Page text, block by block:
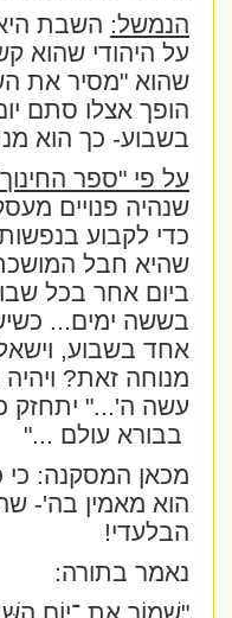
הנמשל:השבת היא:
על היהודי שהוא
שהוא "מסיר את
הופך אצלו סתם
בשבוע- כך הוא
על פי "ספר החינוך":
שנהיה פנויים
כדי לקבוע
שהיא חבל המושכת
ביום אחר בכל
בששה ימים...
אחד בשבוע,
מנוחה זאת?
עשה ה'..." יתחזק
בבורא עולם ..."
מכאן המסקנה: כי
הוא מאמין בה'-
הבלעדי!
נאמר בתורה: